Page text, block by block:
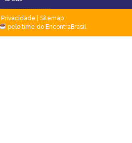
Privacidade
Sitemap
pelo time do EncontraBrasil